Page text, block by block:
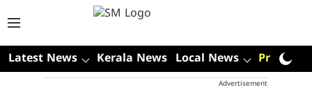
Latest News Kerala News Local News Premium
Advertisement